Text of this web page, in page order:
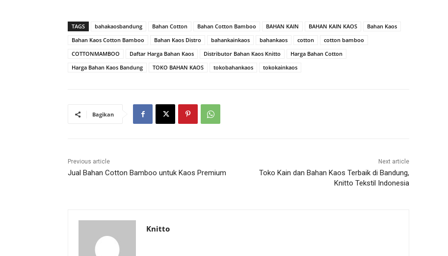
TAGS bahakaosbandung Bahan Cotton Bahan Cotton Bamboo BAHAN KAIN BAHAN KAIN KAOS
Bahan Kaos
Bahan Kaos Cotton Bamboo
Bahan Kaos Distro bahankainkaos bahankaos cotton
cotton bamboo
COTTONMAMBOO
Daftar Harga Bahan Kaos Distributor Bahan Kaos Knitto
Harga Bahan Cotton
Harga Bahan Kaos Bandung
TOKO BAHAN KAOS tokobahankaos tokokainkaos
Bagikan
Previous article
Jual Bahan Cotton Bamboo untuk Kaos Premium
Next article
Toko Kain dan Bahan Kaos Terbaik di Bandung,
Knitto Tekstil Indonesia
Knitto